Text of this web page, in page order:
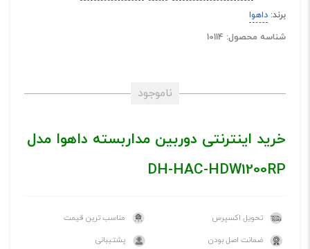
برند: داهوا
شناسه محصول: 10114
ناموجود
خرید اینترنتی دوربین مداربسته داهوا مدل
DH-HAC-HDW1200RP
تحویل اکسپرس
مناسب ترین قیمت
ضمانت اصل بودن
پشتیبانی